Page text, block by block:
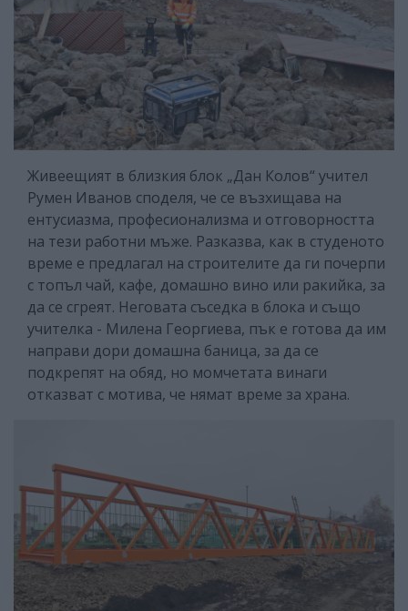
Живеещият в близкия блок „Дан Колов“ учител
Румен Иванов споделя, че се възхищава на
ентусиазма, професионализма и отговорността
на тези работни мъже. Разказва, как в студеното
време е предлагал на строителите да ги почерпи
с топъл чай, кафе, домашно вино или ракийка, за
да се сгреят. Неговата съседка в блока и също
учителка - Милена Георгиева, пък е готова да им
направи дори домашна баница, за да се
подкрепят на обяд, но момчетата винаги
отказват с мотива, че нямат време за храна.